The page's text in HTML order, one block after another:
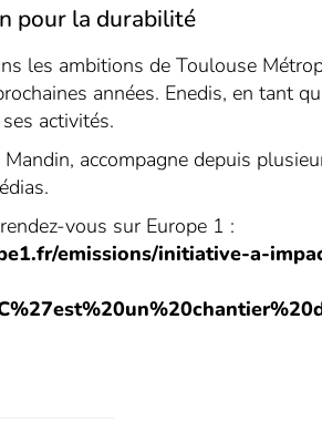
pour la durabilité
les ambitions de Toulouse
années. Enedis, en tant
activités.
accompagne depuis
vous sur Europe 1 :
emissions/initiative-a-